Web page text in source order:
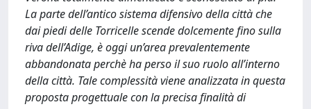
La parte dell’antico sistema difensivo della città che
dai piedi delle Torricelle scende dolcemente fino sulla
riva dell’Adige, è oggi un’area prevalentemente
abbandonata perchè ha perso il suo ruolo all’interno
della città. Tale complessità viene analizzata in questa
proposta progettuale con la precisa finalità di